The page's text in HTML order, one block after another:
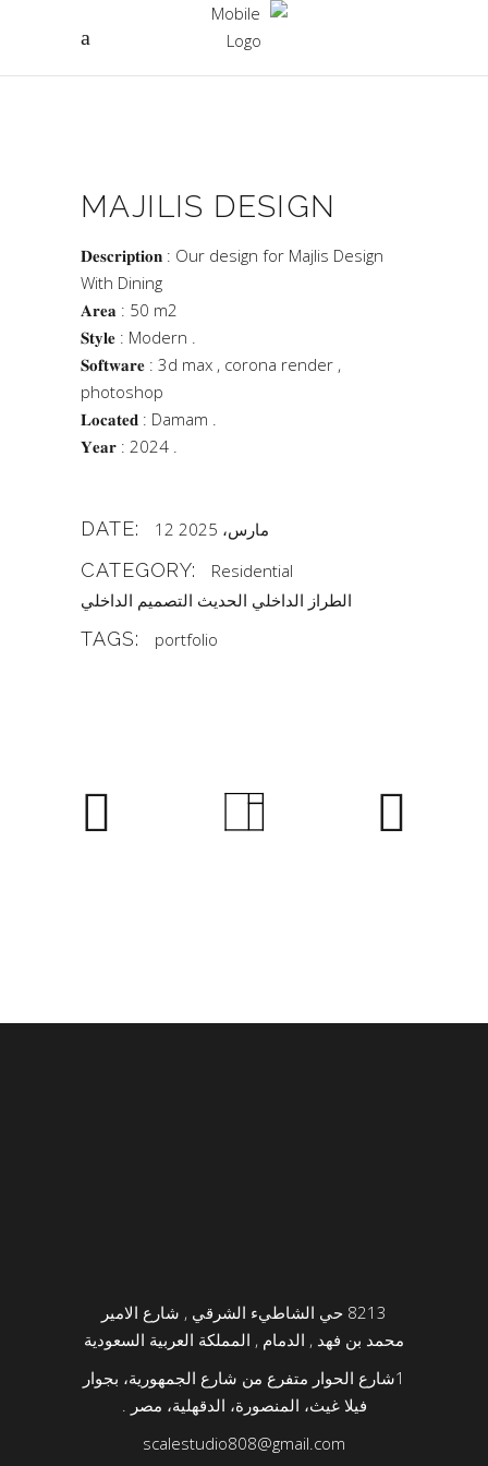
MAJILIS DESIGN
𝐃𝐞𝐬𝐜𝐫𝐢𝐩𝐭𝐢𝐨𝐧 : Our design for Majlis Design
With Dining
𝐀𝐫𝐞𝐚 : 50 m2
𝐒𝐭𝐲𝐥𝐞 : Modern .
𝐒𝐨𝐟𝐭𝐰𝐚𝐫𝐞 : 3d max , corona render ,
photoshop
𝐋𝐨𝐜𝐚𝐭𝐞𝐝 : Damam .
𝐘𝐞𝐚𝐫 : 2024 .
DATE: 12 مارس، 2025
CATEGORY:
Residential
التصميم الداخلي الطراز الداخلي الحديث
TAGS: portfolio
8213 حي الشاطيء الشرقي , شارع الامير
محمد بن فهد , الدمام , المملكة العربية السعودية
1شارع الحوار متفرع من شارع الجمهورية، بجوار
فيلا غيث، المنصورة، الدقهلية، مصر .
scalestudio808@gmail.com